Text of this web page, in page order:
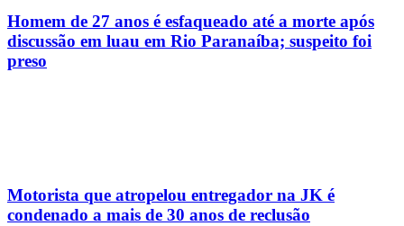
Homem de 27 anos é esfaqueado até a morte após
discussão em luau em Rio Paranaíba; suspeito foi
preso
Motorista que atropelou entregador na JK é
condenado a mais de 30 anos de reclusão